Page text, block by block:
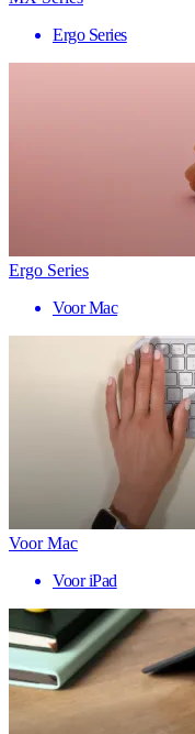
Ergo Series
Ergo Series
Voor Mac
Voor Mac
Voor iPad